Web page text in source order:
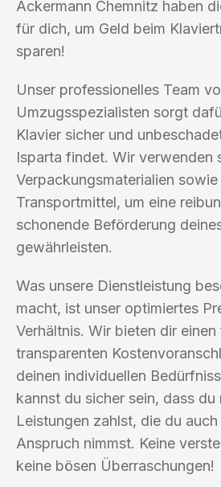
Ackermann Chemnitz haben
für dich, um Geld beim
sparen!
Unser professionelles Team
Umzugsspezialisten sorgt
Klavier sicher und
Isparta findet. Wir verwenden
Verpackungsmaterialien
Transportmittel, um eine
schonende Beförderung
gewährleisten.
Was unsere Dienstleistung
macht, ist unser optimiertes
Verhältnis. Wir bieten dir einen
transparenten
deinen individuellen
kannst du sicher sein, dass du
Leistungen zahlst, die du
Anspruch nimmst. Keine
keine bösen Überraschungen!